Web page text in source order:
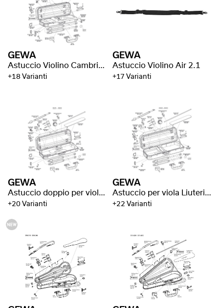
GEWA
Astuccio Violino Cambridge
+18 Varianti
GEWA
Astuccio Violino Air 2.1
+17 Varianti
GEWA
Astuccio doppio per violino/viola Liuteria Maestro
+20 Varianti
GEWA
Astuccio per viola Liuteria Concerto
+22 Varianti